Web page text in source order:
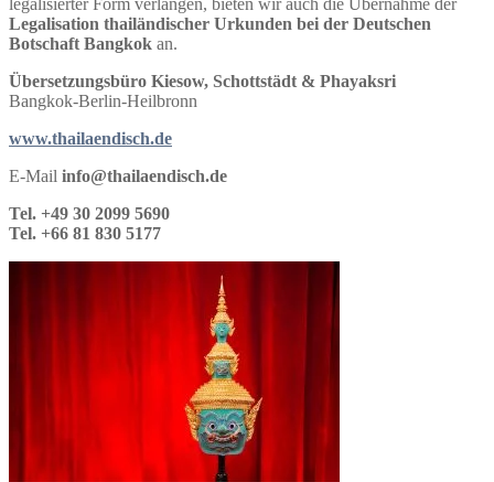
legalisierter Form verlangen, bieten wir auch die Übernahme der
Legalisation thailändischer Urkunden bei der Deutschen
Botschaft Bangkok an.
Übersetzungsbüro Kiesow, Schottstädt & Phayaksri
Bangkok-Berlin-Heilbronn
www.thailaendisch.de
E-Mail info@thailaendisch.de
Tel. +49 30 2099 5690
Tel. +66 81 830 5177